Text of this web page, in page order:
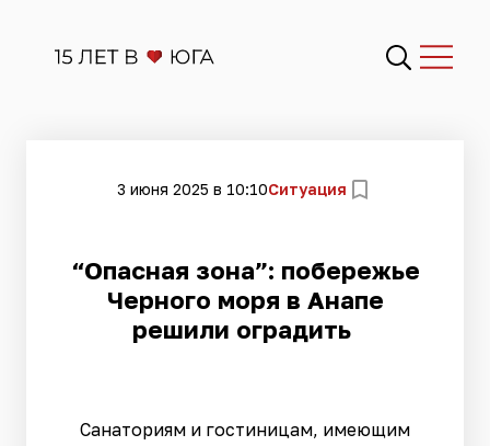
3 июня 2025 в 10:10Ситуация
“Опасная зона”: побережье
Черного моря в Анапе
решили оградить
Санаториям и гостиницам, имеющим